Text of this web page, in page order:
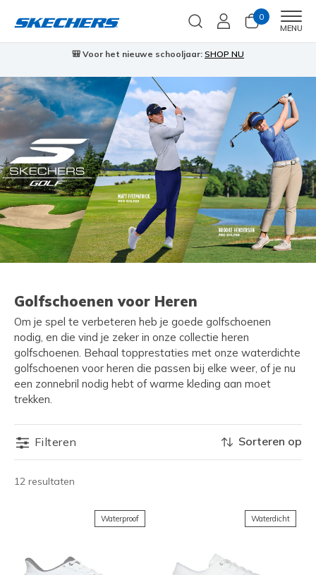
0
MENU
🎒 Voor het nieuwe schooljaar: SHOP NU
Golfschoenen voor Heren
Om je spel te verbeteren heb je goede golfschoenen
nodig, en die vind je zeker in onze collectie heren
golfschoenen. Behaal topprestaties met onze waterdichte
golfschoenen voor heren die passen bij elke weer, of je nu
een zonnebril nodig hebt of warme kleding aan moet
trekken.
Filteren
12 resultaten
Sorteren op
Waterproof Waterdicht